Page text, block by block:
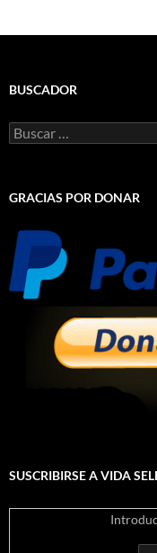
BUSCADOR
Buscar:
GRACIAS POR DONAR
SUSCRIBIRSE A VIDA